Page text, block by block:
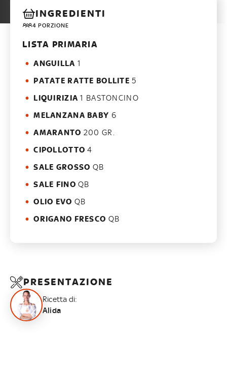
INGREDIENTI
4 PORZIONE
LISTA PRIMARIA
ANGUILLA 1
PATATE RATTE BOLLITE 5
LIQUIRIZIA 1 BASTONCINO
MELANZANA BABY 6
AMARANTO 200 GR.
CIPOLLOTTO 4
SALE GROSSO QB
SALE FINO QB
OLIO EVO QB
ORIGANO FRESCO QB
PRESENTAZIONE
Ricetta di:
Alida